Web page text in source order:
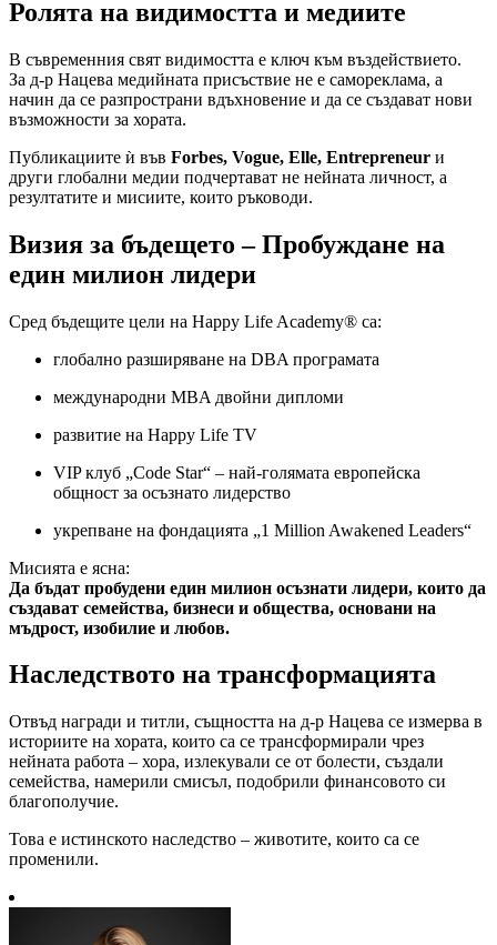
Ролята на видимостта и медиите
В съвременния свят видимостта е ключ към въздействието.
За д-р Нацева медийната присъствие не е самореклама, а
начин да се разпространи вдъхновение и да се създават нови
възможности за хората.
Публикациите ѝ във Forbes, Vogue, Elle, Entrepreneur и
други глобални медии подчертават не нейната личност, а
резултатите и мисиите, които ръководи.
Визия за бъдещето – Пробуждане на
един милион лидери
Сред бъдещите цели на Happy Life Academy® са:
глобално разширяване на DBA програмата
международни MBA двойни дипломи
развитие на Happy Life TV
VIP клуб „Code Star“ – най-голямата европейска
общност за осъзнато лидерство
укрепване на фондацията „1 Million Awakened Leaders“
Мисията е ясна:
Да бъдат пробудени един милион осъзнати лидери, които да
създават семейства, бизнеси и общества, основани на
мъдрост, изобилие и любов.
Наследството на трансформацията
Отвъд награди и титли, същността на д-р Нацева се измерва в
историите на хората, които са се трансформирали чрез
нейната работа – хора, излекували се от болести, създали
семейства, намерили смисъл, подобрили финансовото си
благополучие.
Това е истинското наследство – животите, които са се
променили.